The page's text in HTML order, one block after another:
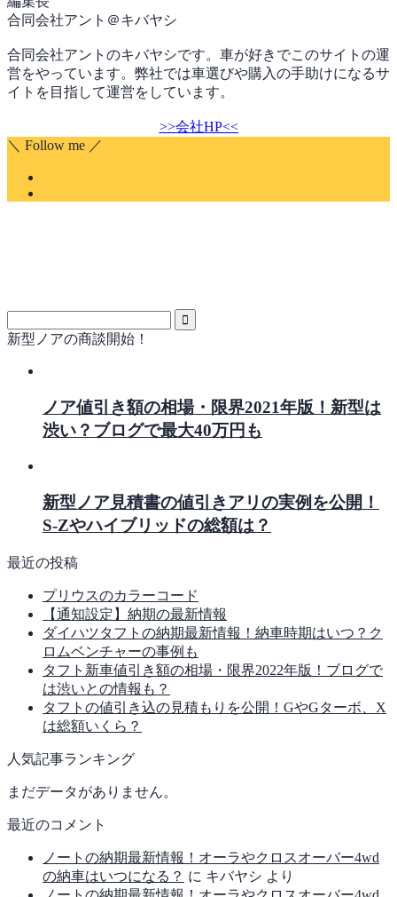
合同会社アント＠キバヤシ
合同会社アントのキバヤシです。車が好きでこのサイトの運
営をやっています。弊社では車選びや購入の手助けになるサ
イトを目指して運営をしています。
>>会社HP<<
＼ Follow me ／
新型ノアの商談開始！
ノア値引き額の相場・限界2021年版！新型は
渋い？ブログで最大40万円も
新型ノア見積書の値引きアリの実例を公開！
S-Zやハイブリッドの総額は？
最近の投稿
プリウスのカラーコード
【通知設定】納期の最新情報
ダイハツタフトの納期最新情報！納車時期はいつ？ク
ロムベンチャーの事例も
タフト新車値引き額の相場・限界2022年版！ブログで
は渋いとの情報も？
タフトの値引き込の見積もりを公開！GやGターボ、X
は総額いくら？
人気記事ランキング
まだデータがありません。
最近のコメント
ノートの納期最新情報！オーラやクロスオーバー4wd
の納車はいつになる？ に キバヤシ より